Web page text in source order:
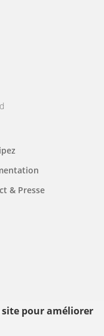
site pour améliorer
& Presse